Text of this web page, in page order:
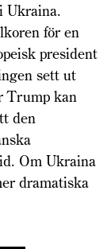
Ukraina.
för en
president
sett ut
Trump kan
den
Om Ukraina
dramatiska